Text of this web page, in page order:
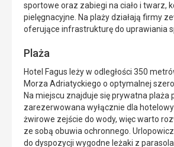
sportowe oraz zabiegi na ciało i twarz,
pielęgnacyjne. Na plaży działają firmy
oferujące infrastrukturę do uprawiania
Plaża
Hotel Fagus leży w odległości 350
Morza Adriatyckiego o optymalnej
Na miejscu znajduje się prywatna plaża
zarezerwowana wyłącznie dla
żwirowe zejście do wody, więc warto
ze sobą obuwia ochronnego.
do dyspozycji wygodne leżaki z